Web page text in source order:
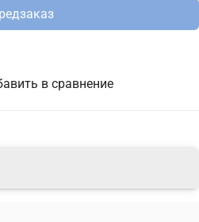
в сравнение